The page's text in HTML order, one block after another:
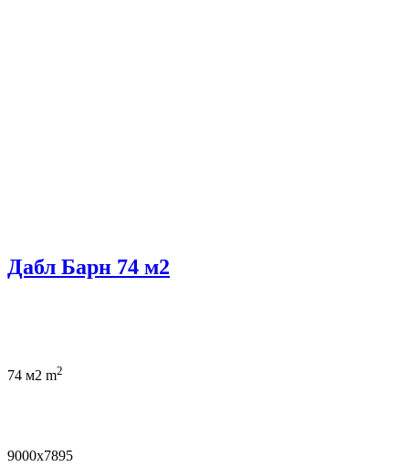
Дабл Барн 74 м2
74 м2 m2
9000х7895